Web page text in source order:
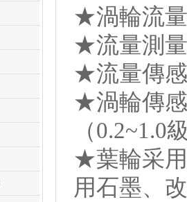
★渦輪流
★流量測量
★流量傳
★渦輪傳感
（
★葉輪采
用石墨、